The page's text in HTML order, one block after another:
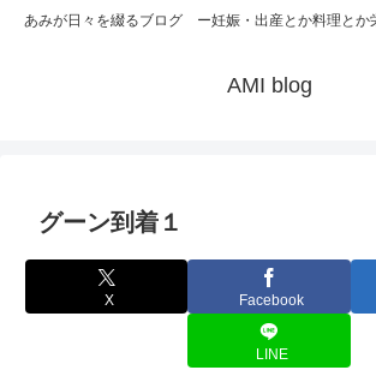
あみが日々を綴るブログ ー妊娠・出産とか料理とか
AMI blog
グーン到着１
X Facebook
LINE